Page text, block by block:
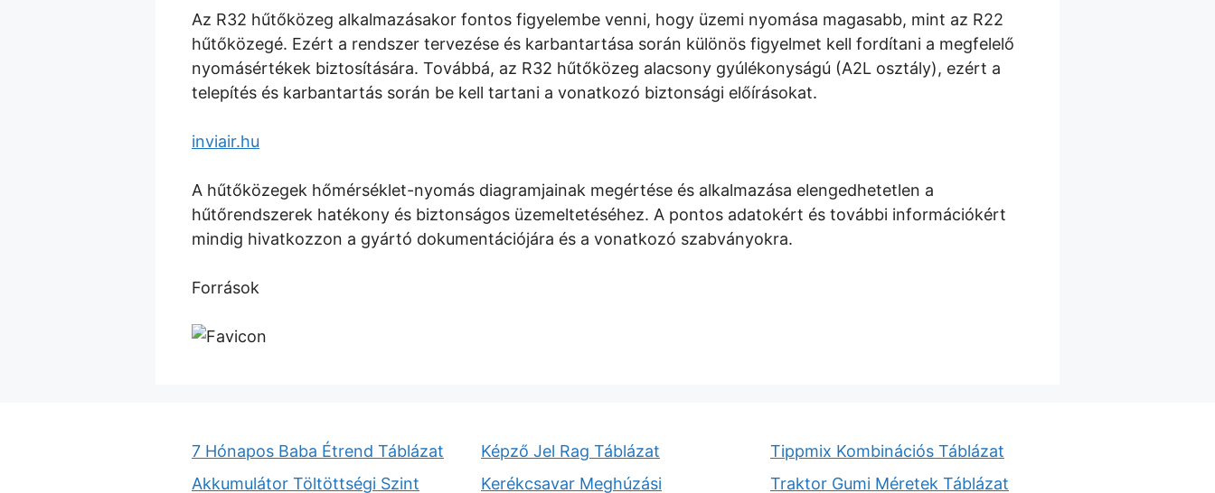
Az R32 hűtőközeg alkalmazásakor fontos figyelembe venni, hogy üzemi nyomása magasabb, mint az R22
hűtőközegé. Ezért a rendszer tervezése és karbantartása során különös figyelmet kell fordítani a megfelelő
nyomásértékek biztosítására. Továbbá, az R32 hűtőközeg alacsony gyúlékonyságú (A2L osztály), ezért a
telepítés és karbantartás során be kell tartani a vonatkozó biztonsági előírásokat.
inviair.hu
A hűtőközegek hőmérséklet-nyomás diagramjainak megértése és alkalmazása elengedhetetlen a
hűtőrendszerek hatékony és biztonságos üzemeltetéséhez. A pontos adatokért és további információkért
mindig hivatkozzon a gyártó dokumentációjára és a vonatkozó szabványokra.
Források
7 Hónapos Baba Étrend Táblázat
Akkumulátor Töltöttségi Szint
Képző Jel Rag Táblázat
Kerékcsavar Meghúzási
Tippmix Kombinációs Táblázat
Traktor Gumi Méretek Táblázat